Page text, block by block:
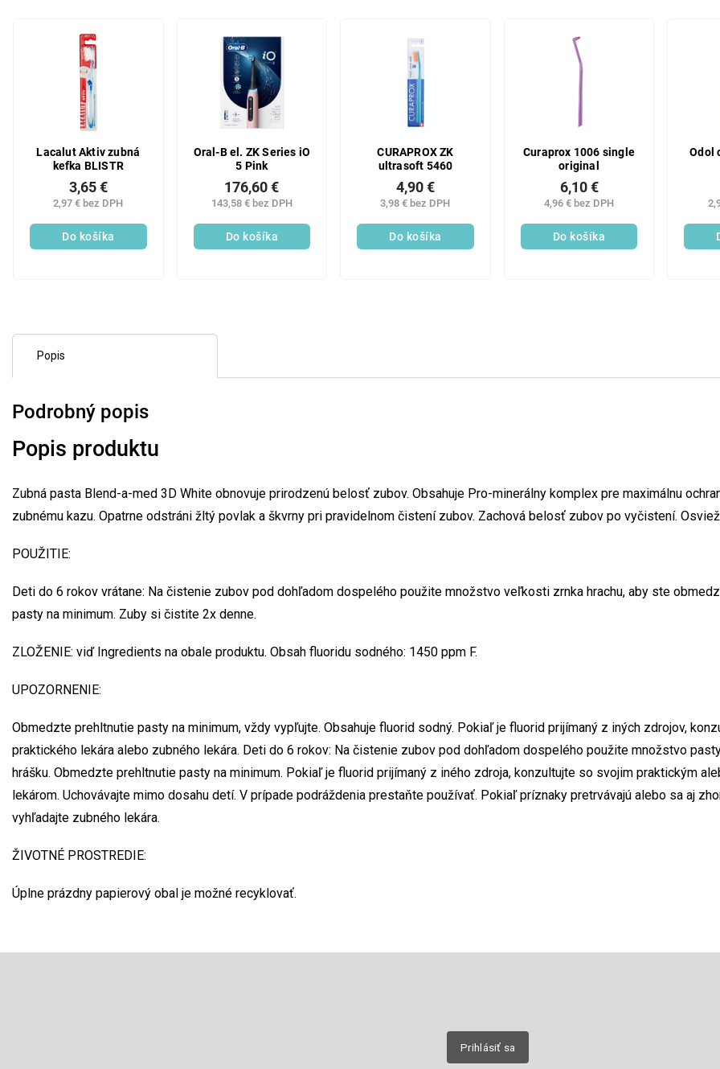
Lacalut Aktiv zubná
kefka BLISTR
2,97 € bez DPH
3,65 €
Do košíka
Oral-B el. ZK Series iO
5 Pink
143,58 € bez DPH
176,60 €
Do košíka
CURAPROX ZK
ultrasoft 5460
3,98 € bez DPH
4,90 €
Do košíka
Curaprox 1006 single
original
4,96 € bez DPH
6,10 €
Do košíka
Odol
Popis
Podrobný popis
Popis produktu
Zubná pasta Blend-a-med 3D White obnovuje prirodzenú belosť zubov. Obsahuje Pro-minerálny komplex pre maximálnu
zubnému kazu. Opatrne odstráni žltý povlak a škvrny pri pravidelnom čistení zubov. Zachová belosť zubov po vyčistení.
POUŽITIE:
Deti do 6 rokov vrátane: Na čistenie zubov pod dohľadom dospelého použite množstvo veľkosti zrnka hrachu, aby ste
pasty na minimum. Zuby si čistite 2x denne.
ZLOŽENIE: viď Ingredients na obale produktu. Obsah fluoridu sodného: 1450 ppm F.
UPOZORNENIE:
Obmedzte prehltnutie pasty na minimum, vždy vypľujte. Obsahuje fluorid sodný. Pokiaľ je fluorid prijímaný z iných zdrojov,
praktického lekára alebo zubného lekára. Deti do 6 rokov: Na čistenie zubov pod dohľadom dospelého použite množstvo
hrášku. Obmedzte prehltnutie pasty na minimum. Pokiaľ je fluorid prijímaný z iného zdroja, konzultujte so svojim praktickým
lekárom. Uchovávajte mimo dosahu detí. V prípade podráždenia prestaňte používať. Pokiaľ príznaky pretrvávajú alebo sa aj
vyhľadajte zubného lekára.
ŽIVOTNÉ PROSTREDIE:
Úplne prázdny papierový obal je možné recyklovať.
Prihlásiť sa